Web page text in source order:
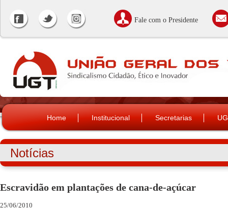
Fale com o Presidente
Home Institucional Secretarias
Notícias
Escravidão em plantações de cana-de-açúcar
25/06/2010